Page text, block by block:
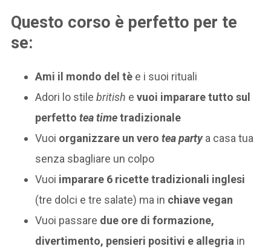
Questo corso è perfetto per te
se:
Ami il mondo del tè e i suoi rituali
Adori lo stile british e vuoi imparare tutto sul
perfetto tea timetradizionale
Vuoi organizzare un vero tea partya casa tua
senza sbagliare un colpo
Vuoi imparare 6 ricette tradizionali inglesi
(tre dolci e tre salate) ma in chiave vegan
Vuoi passare due ore di formazione,
divertimento, pensieri positivi e allegria in